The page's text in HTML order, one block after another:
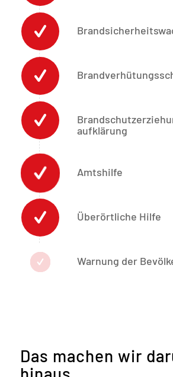
aufklärung
Amtshilfe
Überörtliche Hilfe
Warnung der
Das machen wir